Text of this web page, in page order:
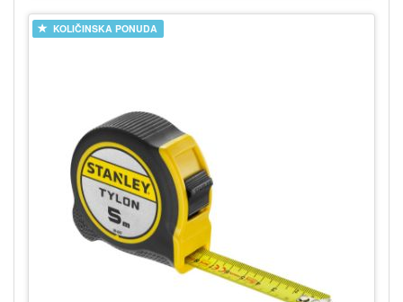
KOLIČINSKA PONUDA